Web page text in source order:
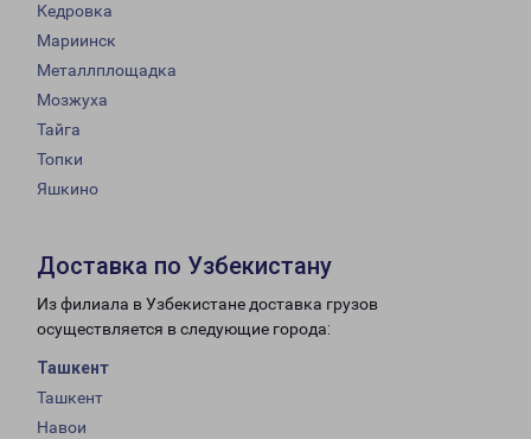
Кедровка
Мариинск
Металлплощадка
Мозжуха
Тайга
Топки
Яшкино
Доставка по Узбекистану
Из филиала в Узбекистане доставка грузов
осуществляется в следующие города:
Ташкент
Ташкент
Навои